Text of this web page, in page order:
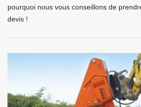
pourquoi nous vous conseillons de
devis !